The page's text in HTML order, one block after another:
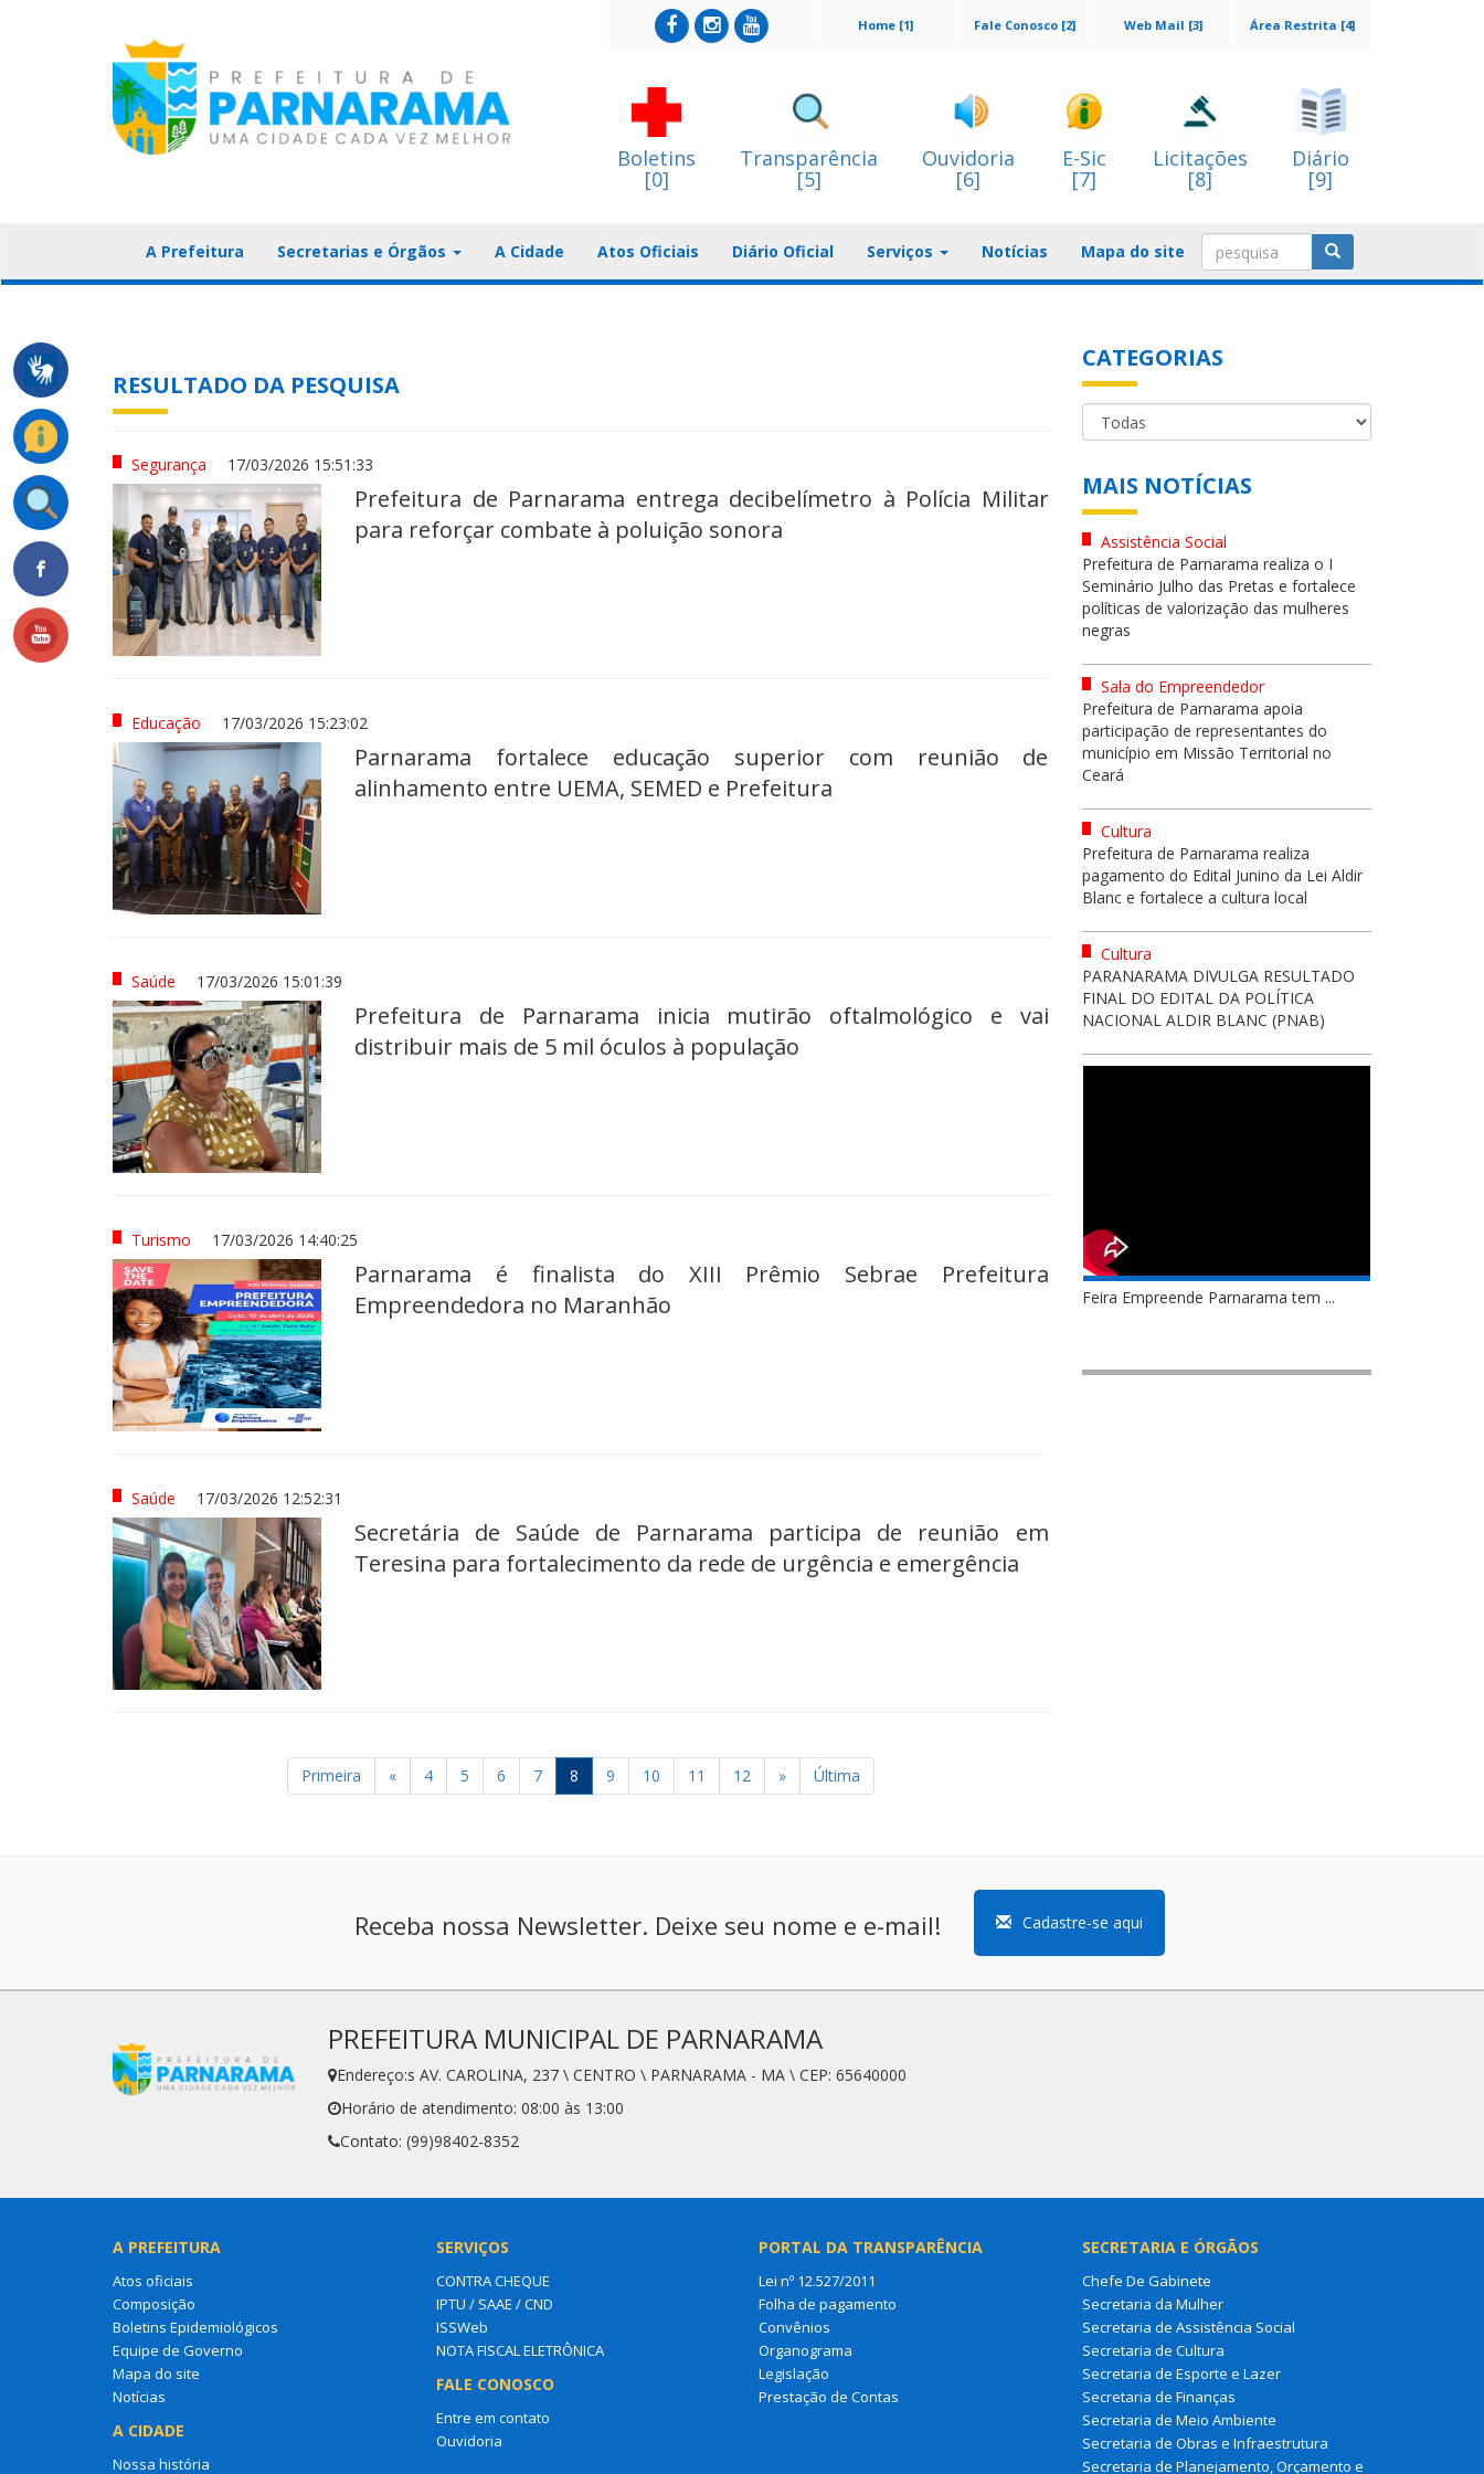
Área Restrita [4]
Web Mail [3]
Fale Conosco [2]
Home [1]
Boletins
[0]
Transparência
[5]
Ouvidoria
[6]
E-Sic
[7]
Licitações
[8]
Diário
[9]
A Prefeitura Secretarias e Órgãos A Cidade Atos Oficiais Diário Oficial Serviços Notícias Mapa do site
RESULTADO DA PESQUISA
Segurança 17/03/2026 15:51:33
Prefeitura de Parnarama entrega decibelímetro à Polícia Militar
para reforçar combate à poluição sonora
Educação 17/03/2026 15:23:02
Parnarama fortalece educação superior com reunião de
alinhamento entre UEMA, SEMED e Prefeitura
Saúde 17/03/2026 15:01:39
Prefeitura de Parnarama inicia mutirão oftalmológico e vai
distribuir mais de 5 mil óculos à população
Turismo 17/03/2026 14:40:25
Parnarama é finalista do XIII Prêmio Sebrae Prefeitura
Empreendedora no Maranhão
Saúde 17/03/2026 12:52:31
Secretária de Saúde de Parnarama participa de reunião em
Teresina para fortalecimento da rede de urgência e emergência
Primeira « 4 5 6 7 8 9 10 11 12 » Última
CATEGORIAS
MAIS NOTÍCIAS
Assistência Social
Prefeitura de Parnarama realiza o I
Seminário Julho das Pretas e fortalece
políticas de valorização das mulheres
negras
Sala do Empreendedor
Prefeitura de Parnarama apoia
participação de representantes do
município em Missão Territorial no
Ceará
Cultura
Prefeitura de Parnarama realiza
pagamento do Edital Junino da Lei Aldir
Blanc e fortalece a cultura local
Cultura
PARANARAMA DIVULGA RESULTADO
FINAL DO EDITAL DA POLÍTICA
NACIONAL ALDIR BLANC (PNAB)
Feira Empreende Parnarama tem ...
Receba nossa Newsletter. Deixe seu nome e e-mail! Cadastre-se aqui
PREFEITURA MUNICIPAL DE PARNARAMA
Endereço:s AV. CAROLINA, 237 \ CENTRO \ PARNARAMA - MA \ CEP: 65640000
Horário de atendimento: 08:00 às 13:00
Contato: (99)98402-8352
A PREFEITURA
Atos oficiais
Composição
Boletins Epidemiológicos
Equipe de Governo
Mapa do site
Notícias
A CIDADE
Nossa história
SERVIÇOS
CONTRA CHEQUE
IPTU / SAAE / CND
ISSWeb
NOTA FISCAL ELETRÔNICA
FALE CONOSCO
Entre em contato
Ouvidoria
PORTAL DA TRANSPARÊNCIA
Lei nº 12.527/2011
Folha de pagamento
Convênios
Organograma
Legislação
Prestação de Contas
SECRETARIA E ÓRGÃOS
Chefe De Gabinete
Secretaria da Mulher
Secretaria de Assistência Social
Secretaria de Cultura
Secretaria de Esporte e Lazer
Secretaria de Finanças
Secretaria de Meio Ambiente
Secretaria de Obras e Infraestrutura
Secretaria de Planejamento, Orçamento e